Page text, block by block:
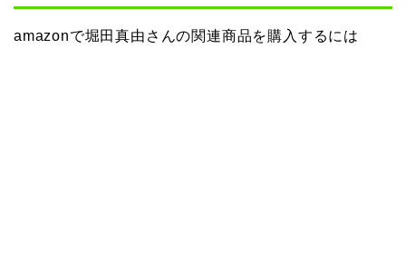
amazonで堀田真由さんの関連商品を購入するには